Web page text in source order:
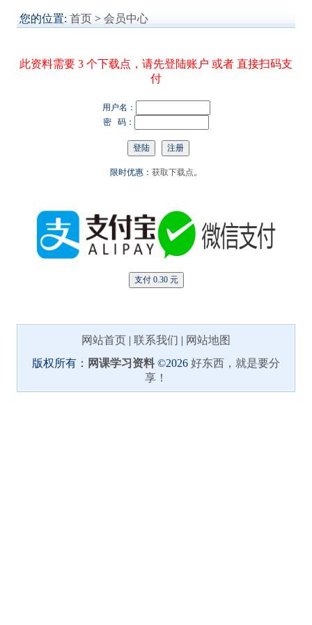
您的位置: 首页 > 会员中心
此资料需要 3 个下载点，请先登陆账户 或者 直接扫码支
付
用户名：
密 码：
限时优惠： 获取下载点。
网站首页 | 联系我们 | 网站地图
版权所有： 网课学习资料©2026 好东西，就是要分
享！